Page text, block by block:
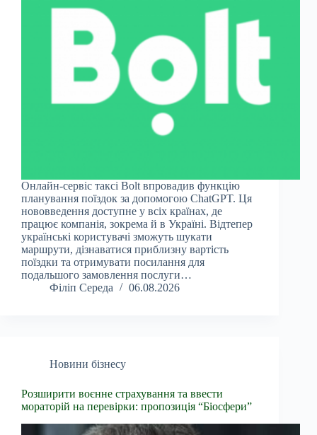
Онлайн-сервіс таксі Bolt впровадив функцію
планування поїздок за допомогою ChatGPT. Ця
нововведення доступне у всіх країнах, де
працює компанія, зокрема й в Україні. Відтепер
українські користувачі зможуть шукати
маршрути, дізнаватися приблизну вартість
поїздки та отримувати посилання для
подальшого замовлення послуги…
Філіп Середа
06.08.2026
Новини бізнесу
Розширити воєнне страхування та ввести
мораторій на перевірки: пропозиція “Біосфери”